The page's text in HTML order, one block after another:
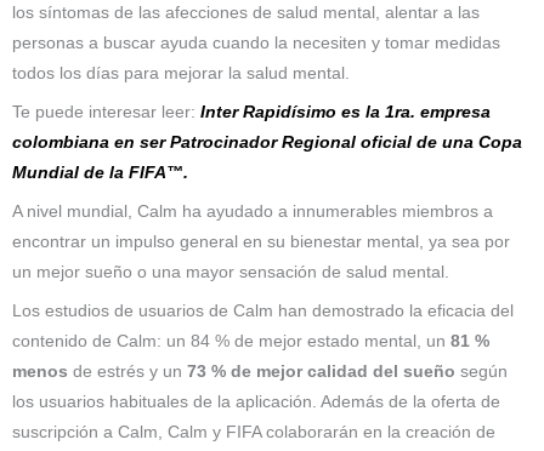
los síntomas de las afecciones de salud mental, alentar a las
personas a buscar ayuda cuando la necesiten y tomar medidas
todos los días para mejorar la salud mental.
Te puede interesar leer: Inter Rapidísimo es la 1ra. empresa
colombiana en ser Patrocinador Regional oficial de una Copa
Mundial de la FIFA™.
A nivel mundial, Calm ha ayudado a innumerables miembros a
encontrar un impulso general en su bienestar mental, ya sea por
un mejor sueño o una mayor sensación de salud mental.
Los estudios de usuarios de Calm han demostrado la eficacia del
contenido de Calm: un 84 % de mejor estado mental, un 81 %
menos de estrés y un 73 % de mejor calidad del sueño según
los usuarios habituales de la aplicación. Además de la oferta de
suscripción a Calm, Calm y FIFA colaborarán en la creación de